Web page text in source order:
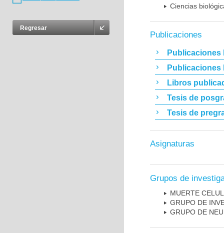
Regresar
Ciencias
Publicaciones
Publicaciones
Publicaciones
Libros
Tesis de
Tesis de
Asignaturas
Grupos de
MUERTE
GRUPO DE
GRUPO DE